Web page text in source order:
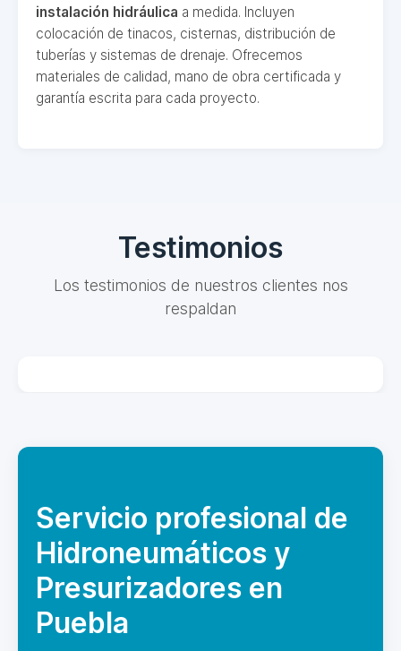
instalación hidráulica a medida. Incluyen
colocación de tinacos, cisternas, distribución de
tuberías y sistemas de drenaje. Ofrecemos
materiales de calidad, mano de obra certificada y
garantía escrita para cada proyecto.
Testimonios
Los testimonios de nuestros clientes nos
respaldan
Servicio profesional de
Hidroneumáticos y
Presurizadores en
Puebla